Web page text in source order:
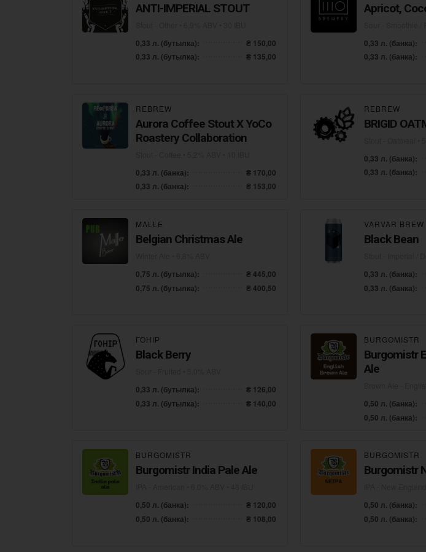
ANTI-IMPERIAL STOUT
0,33 л. (бутылка):
₴ 150,00
0,33 л. (бутылка):
₴ 135,00
Apricot,
0,33 л. (банка):
0,33 л. (банка):
REBREW
Aurora Coffee Stout X YoCo
Roastery Collaboration
0,33 л. (банка):
₴ 170,00
0,33 л. (банка):
₴ 153,00
REBREW
BRIGID
0,33 л. (банка):
0,33 л. (банка):
MALLE
Belgian Christmas Ale
0,75 л. (бутылка):
₴ 445,00
0,75 л. (бутылка):
₴ 400,50
VARVAR BREW
Black Bean
0,33 л. (банка):
0,33 л. (банка):
ГОНІР
Black Berry
0,33 л. (бутылка):
₴ 126,00
0,33 л. (бутылка):
₴ 140,00
BURGOMISTR
Burgomistr
Ale
0,50 л. (банка):
0,50 л. (банка):
BURGOMISTR
Burgomistr India Pale Ale
0,50 л. (банка):
₴ 120,00
0,50 л. (банка):
₴ 108,00
BURGOMISTR
Burgomistr
0,50 л. (банка):
0,50 л. (банка):